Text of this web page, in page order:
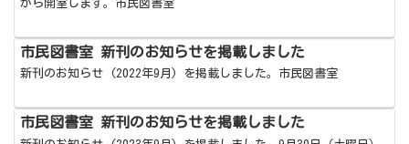
から開室します。市民図書室
市民図書室 新刊のお知らせを掲載しました
新刊のお知らせ (2022年9月) を掲載しました。市民図書室
市民図書室 新刊のお知らせを掲載しました